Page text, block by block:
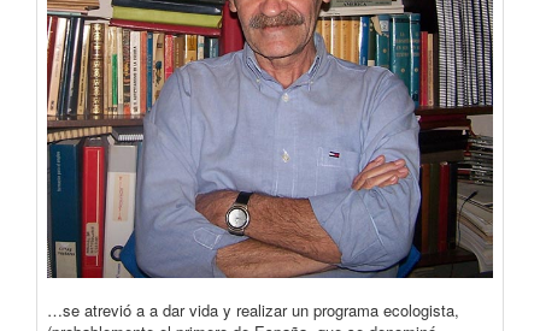
…se atrevió a a dar vida y realizar un programa ecologista,